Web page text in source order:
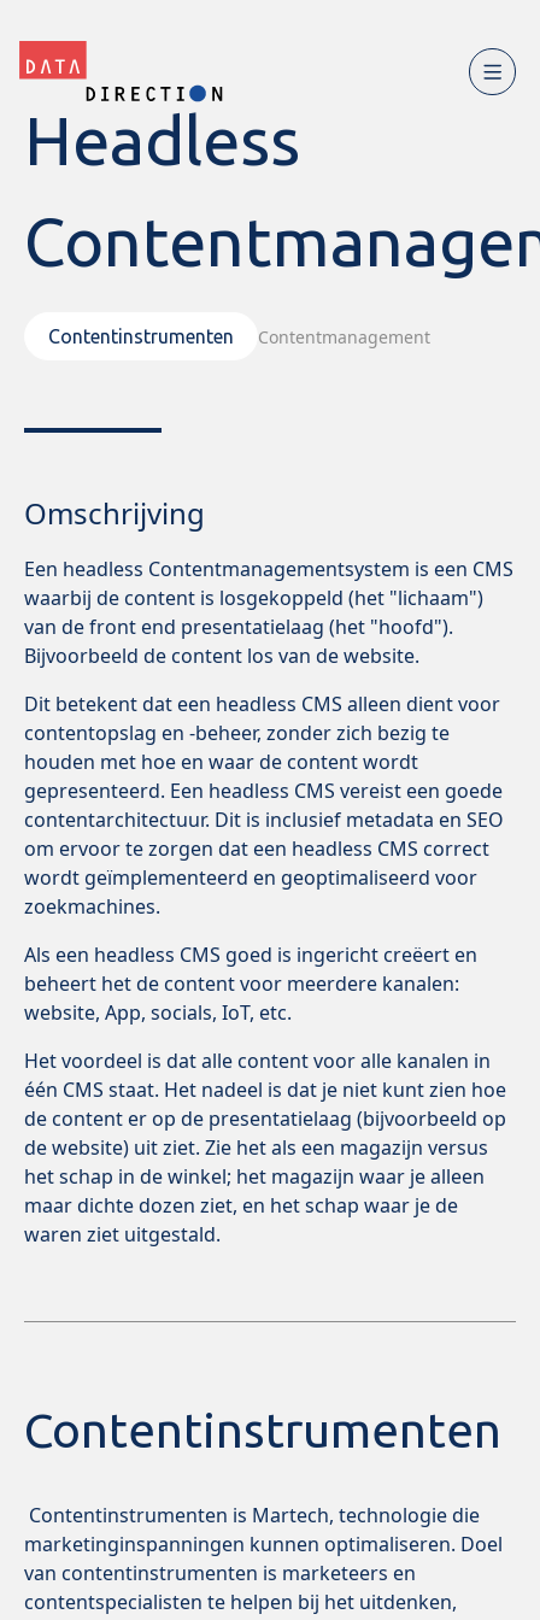
Headless
Contentinstrumenten Contentmanagement
Omschrijving
Een headless Contentmanagementsystem is een CMS
waarbij de content is losgekoppeld (het "lichaam")
van de front end presentatielaag (het "hoofd").
Bijvoorbeeld de content los van de website.
Dit betekent dat een headless CMS alleen dient voor
contentopslag en -beheer, zonder zich bezig te
houden met hoe en waar de content wordt
gepresenteerd. Een headless CMS vereist een goede
contentarchitectuur. Dit is inclusief metadata en SEO
om ervoor te zorgen dat een headless CMS correct
wordt geïmplementeerd en geoptimaliseerd voor
zoekmachines.
Als een headless CMS goed is ingericht creëert en
beheert het de content voor meerdere kanalen:
website, App, socials, IoT, etc.
Het voordeel is dat alle content voor alle kanalen in
één CMS staat. Het nadeel is dat je niet kunt zien hoe
de content er op de presentatielaag (bijvoorbeeld op
de website) uit ziet. Zie het als een magazijn versus
het schap in de winkel; het magazijn waar je alleen
maar dichte dozen ziet, en het schap waar je de
waren ziet uitgestald.
Contentinstrumenten
Contentinstrumenten is Martech, technologie die
marketinginspanningen kunnen optimaliseren. Doel
van contentinstrumenten is marketeers en
contentspecialisten te helpen bij het uitdenken,